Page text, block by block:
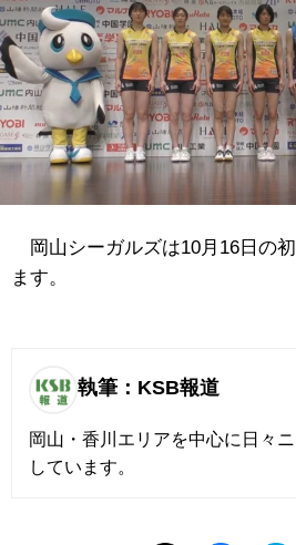
岡山シーガルズは10月16日の
ます。
執筆：KSB報道
岡山・香川エリアを中心に日々
しています。